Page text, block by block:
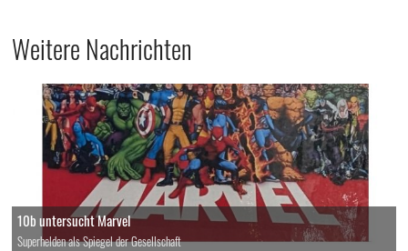
Weitere Nachrichten
10b untersucht Marvel
Superhelden als Spiegel der Gesellschaft